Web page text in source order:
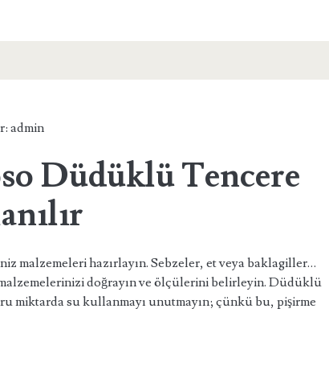
admin
Düdüklü Tencere
malzemeleri hazırlayın. Sebzeler, et veya baklagiller…
doğrayın ve ölçülerini belirleyin. Düdüklü
miktarda su kullanmayı unutmayın; çünkü bu, pişirme